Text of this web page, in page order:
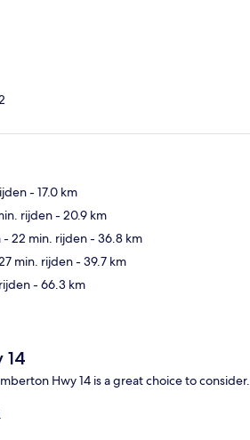
Kaart
- 17.0 km
rijden- 20.9 km
- 22 min. rijden- 36.8 km
min. rijden- 39.7 km
- 66.3 km
14
Hwy 14 is a great choice to